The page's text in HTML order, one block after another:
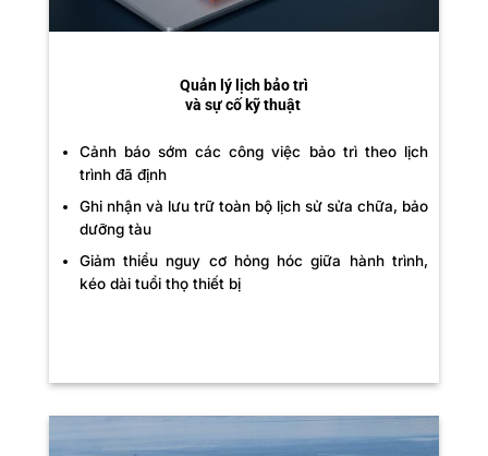
Quản lý lịch bảo trì
và sự cố kỹ thuật
Cảnh báo sớm các công việc bảo trì theo lịch
trình đã định
Ghi nhận và lưu trữ toàn bộ lịch sử sửa chữa, bảo
dưỡng tàu
Giảm thiểu nguy cơ hỏng hóc giữa hành trình,
kéo dài tuổi thọ thiết bị